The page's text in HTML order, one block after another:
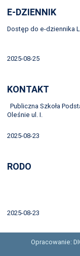
E-DZIENNIK
Dostęp do e-dziennika
2025-08-25
KONTAKT
Publiczna Szkoła
Oleśnie ul. I.
2025-08-23
RODO
2025-08-23
Opracowanie: